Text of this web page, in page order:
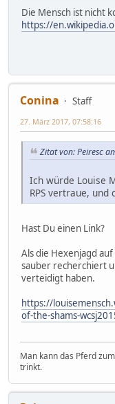
Die Mensch ist nicht
https://
Conina
Staff
27. März 2017, 07:58:16
Zitat von: Peiresc
Ich würde Louise
RPS vertraue,
Hast Du einen Link?
Als die Hexenjagd
sauber recherchiert
verteidigt haben.
https://
of-the-shams-
Man kann das Pferd
trinkt.